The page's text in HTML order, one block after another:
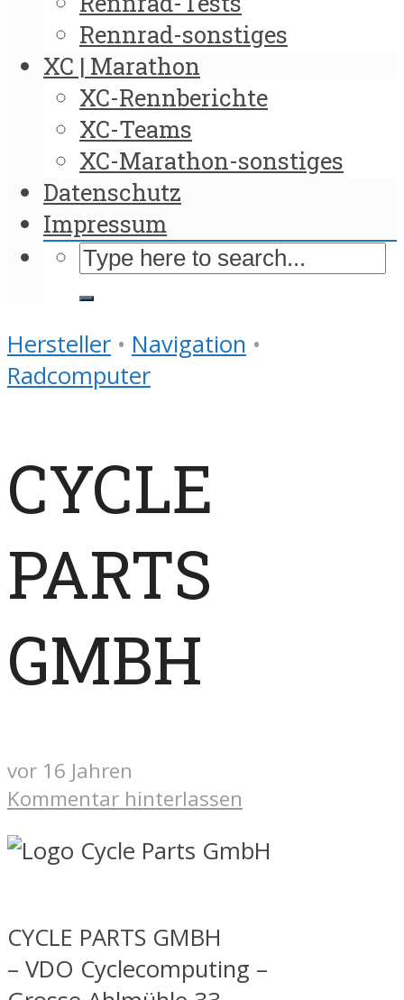
Rennrad-sonstiges
XC | Marathon
XC-Rennberichte
XC-Teams
XC-Marathon-sonstiges
Datenschutz
Impressum
Hersteller • Navigation •
Radcomputer
CYCLE
PARTS
GMBH
vor 16 Jahren
Kommentar hinterlassen
CYCLE PARTS GMBH
– VDO Cyclecomputing –